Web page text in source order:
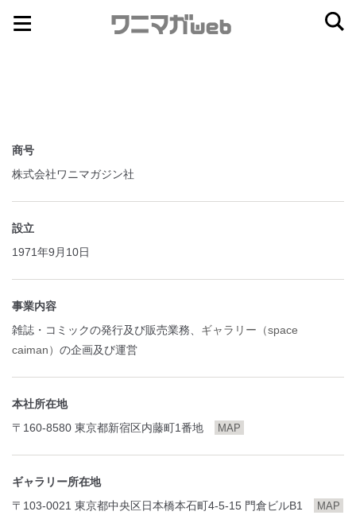
ナ
ン
へ
ス
キ
コ
ス
キ
ッ
プ
商号
株式会社ワニマガジン社
設立
1971年9月10日
事業内容
雑誌・コミックの発行及び販売業務、 ギャラリー（space
caiman） の企画及び運営
本社所在地
〒160-8580 東京都新宿区内藤町1番地
MAP
ギャラリー所在地
〒103-0021 東京都中央区日本橋本石町4-5-15 門倉ビルB1
MAP